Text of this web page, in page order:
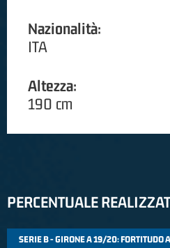
Nazionalità:
ITA
Altezza:
190 cm
PERCENTUALE